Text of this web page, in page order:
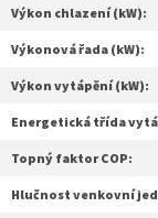
Výkon chlazení (kW):
Výkonová řada (kW):
Výkon vytápění (kW):
Energetická třída
Topný faktor COP:
Hlučnost venkovní